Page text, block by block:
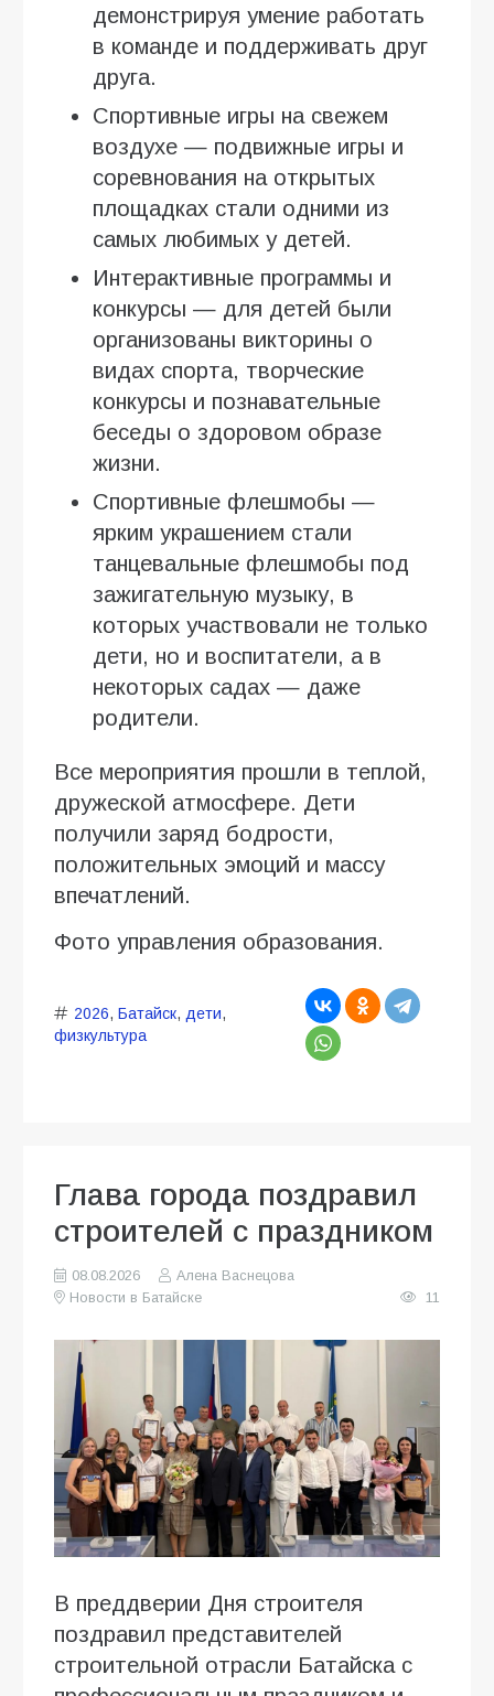
демонстрируя умение работать
в команде и поддерживать друг
друга.
Спортивные игры на свежем
воздухе — подвижные игры и
соревнования на открытых
площадках стали одними из
самых любимых у детей.
Интерактивные программы и
конкурсы — для детей были
организованы викторины о
видах спорта, творческие
конкурсы и познавательные
беседы о здоровом образе
жизни.
Спортивные флешмобы —
ярким украшением стали
танцевальные флешмобы под
зажигательную музыку, в
которых участвовали не только
дети, но и воспитатели, а в
некоторых садах — даже
родители.
Все мероприятия прошли в теплой,
дружеской атмосфере. Дети
получили заряд бодрости,
положительных эмоций и массу
впечатлений.
Фото управления образования.
2026, Батайск, дети,
физкультура
Глава города поздравил
строителей с праздником
08.08.2026
Алена Васнецова
Новости в Батайске
11
В преддверии Дня строителя
поздравил представителей
строительной отрасли Батайска с